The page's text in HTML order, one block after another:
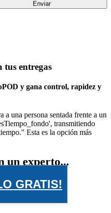
tus entregas
y gana control, rapidez y
un experto...
GRATIS!